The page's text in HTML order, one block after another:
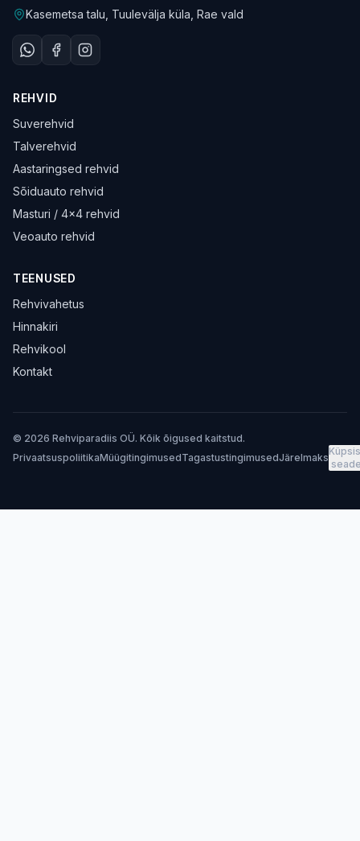
Kasemetsa talu, Tuulevälja küla, Rae vald
REHVID
Suverehvid
Talverehvid
Aastaringsed rehvid
Sõiduauto rehvid
Masturi / 4×4 rehvid
Veoauto rehvid
TEENUSED
Rehvivahetus
Hinnakiri
Rehvikool
Kontakt
© 2026 Rehviparadiis OÜ. Kõik õigused kaitstud.
PrivaatsuspoliitikaMüügitingimusedTagastustingimusedJärelmaks